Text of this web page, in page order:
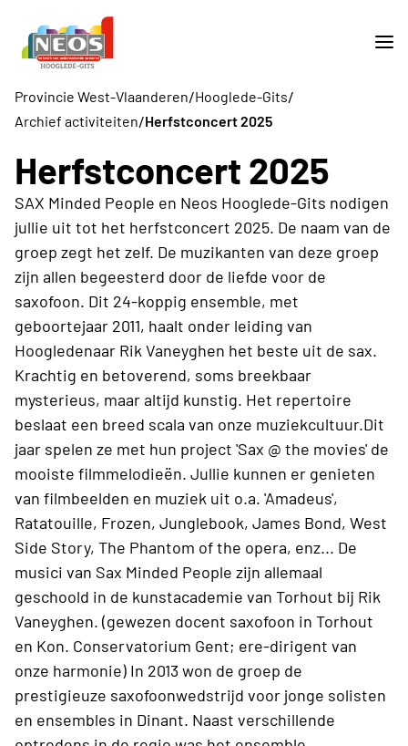
Provincie West-Vlaanderen/Hooglede-Gits/
Archief activiteiten/Herfstconcert 2025
Herfstconcert 2025
SAX Minded People en Neos Hooglede-Gits nodigen
jullie uit tot het herfstconcert 2025. De naam van de
groep zegt het zelf. De muzikanten van deze groep
zijn allen begeesterd door de liefde voor de
saxofoon. Dit 24-koppig ensemble, met
geboortejaar 2011, haalt onder leiding van
Hoogledenaar Rik Vaneyghen het beste uit de sax.
Krachtig en betoverend, soms breekbaar
mysterieus, maar altijd kunstig. Het repertoire
beslaat een breed scala van onze muziekcultuur.Dit
jaar spelen ze met hun project 'Sax @ the movies' de
mooiste filmmelodieën. Jullie kunnen er genieten
van filmbeelden en muziek uit o.a. 'Amadeus',
Ratatouille, Frozen, Junglebook, James Bond, West
Side Story, The Phantom of the opera, enz... De
musici van Sax Minded People zijn allemaal
geschoold in de kunstacademie van Torhout bij Rik
Vaneyghen. (gewezen docent saxofoon in Torhout
en Kon. Conservatorium Gent; ere-dirigent van
onze harmonie) In 2013 won de groep de
prestigieuze saxofoonwedstrijd voor jonge solisten
en ensembles in Dinant. Naast verschillende